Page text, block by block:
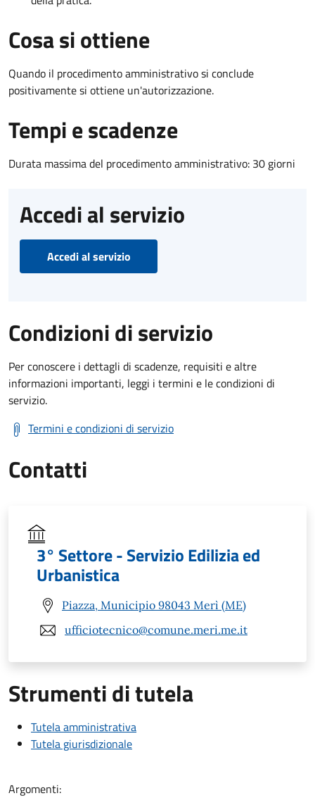
Cosa si ottiene
Quando il procedimento amministrativo si conclude
positivamente si ottiene un'autorizzazione.
Tempi e scadenze
Durata massima del procedimento amministrativo: 30 giorni
Accedi al servizio
Accedi al servizio
Condizioni di servizio
Per conoscere i dettagli di scadenze, requisiti e altre
informazioni importanti, leggi i termini e le condizioni di
servizio.
Termini e condizioni di servizio
Contatti
3° Settore - Servizio Edilizia ed
Urbanistica
Piazza, Municipio 98043 Merì (ME)
ufficiotecnico@comune.meri.me.it
Strumenti di tutela
Tutela amministrativa
Tutela giurisdizionale
Argomenti: